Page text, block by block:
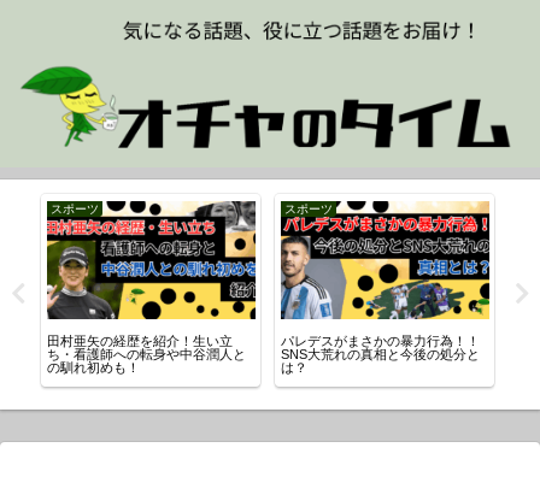
スポーツ
田村亜矢の経歴を紹介！生い立
ち・看護師への転身や中谷潤人と
の馴れ初めも！
スポーツ
パレデスがまさかの暴力行為！！
SNS大荒れの真相と今後の処分と
は？